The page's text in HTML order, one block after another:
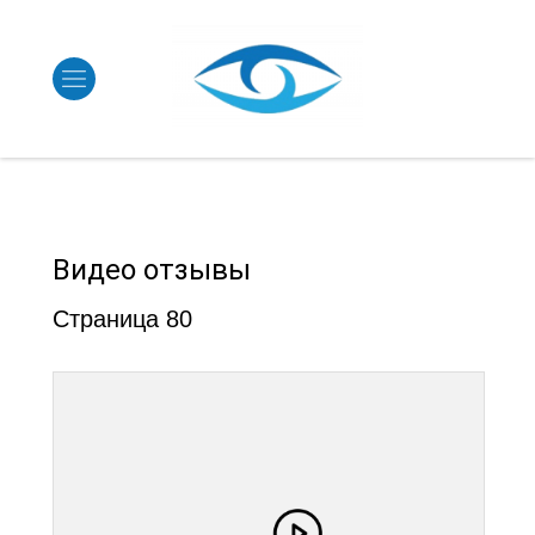
Видео отзывы
Страница 80